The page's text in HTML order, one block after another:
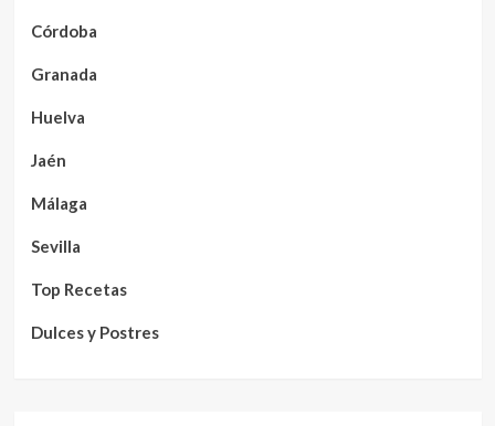
Córdoba
Granada
Huelva
Jaén
Málaga
Sevilla
Top Recetas
Dulces y Postres